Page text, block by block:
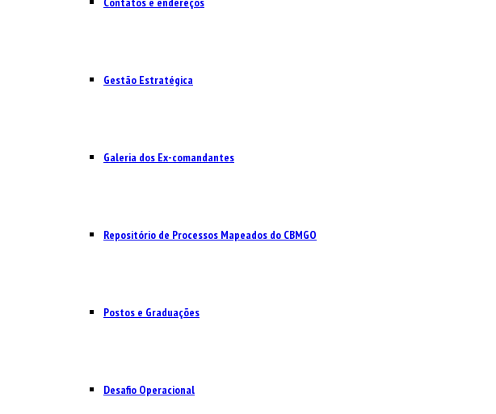
Gestão Estratégica
Galeria dos Ex-comandantes
Repositório de Processos Mapeados do CBMGO
Postos e Graduações
Desafio Operacional